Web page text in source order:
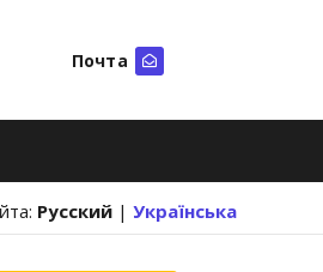
Почта
Русский | Українська